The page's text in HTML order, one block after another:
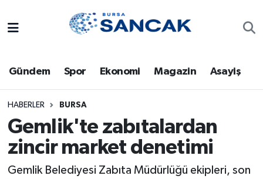
Gündem Spor Ekonomi Magazin Asayiş
HABERLER BURSA
Gemlik'te zabıtalardan
zincir market denetimi
Gemlik Belediyesi Zabıta Müdürlüğü ekipleri, son
Bursa
Dünya
Eğitim
Ekonomi
Trafik Durumu
Süper Lig Puan Durumu ve Fikstür
Tüm Manşetler
Son Dakika Haberleri